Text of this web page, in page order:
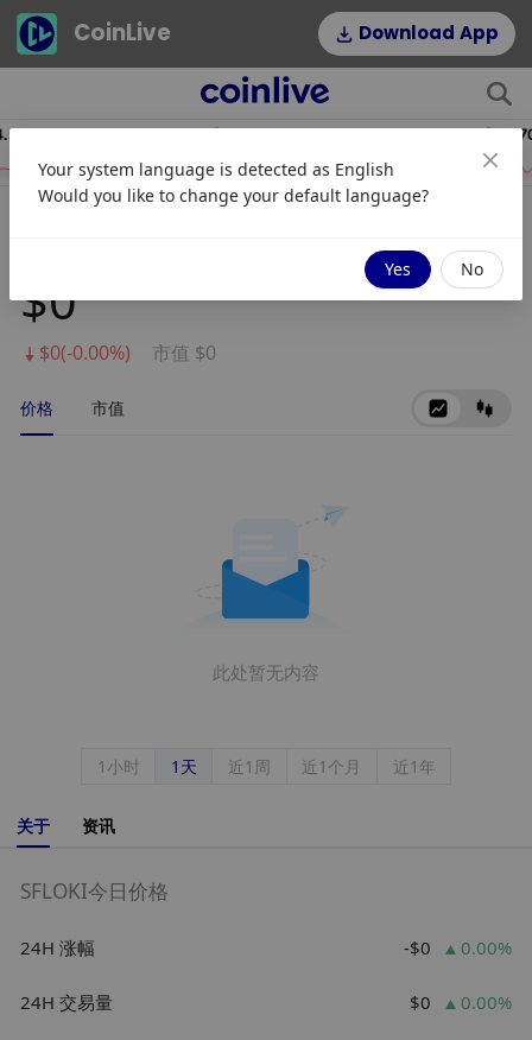
CoinLive Download App
6.20%
$0
$0(-0.00%) 市值 $0
价格 市值
此处暂无内容
1小时 1天 近1周 近1个月 近1年
关于 资讯
SFLOKI今日价格
24H 涨幅 -$0 0.00%
24H 交易量 $0 0.00%
Your system language is detected as English
Would you like to change your default language?
Yes No